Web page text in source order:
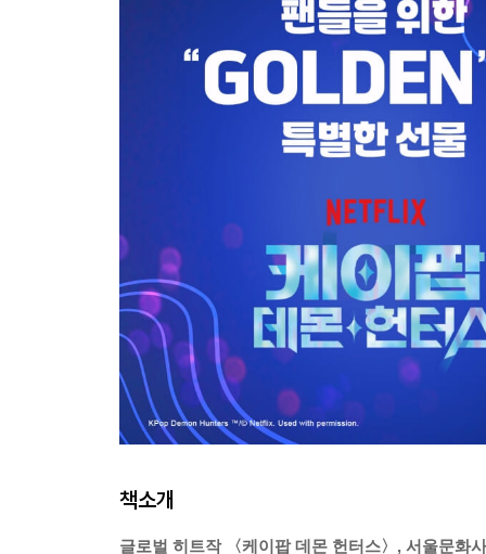
책소개
글로벌 히트작 〈케이팝 데몬 헌터스〉, 서울문화